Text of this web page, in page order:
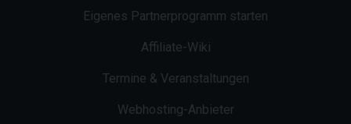
Eigenes Partnerprogramm starten
Affiliate-Wiki
Termine & Veranstaltungen
Webhosting-Anbieter